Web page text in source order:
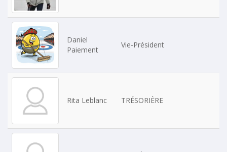
Daniel
Paiement
Vie-Président
Rita Leblanc TRÉSORIÈRE